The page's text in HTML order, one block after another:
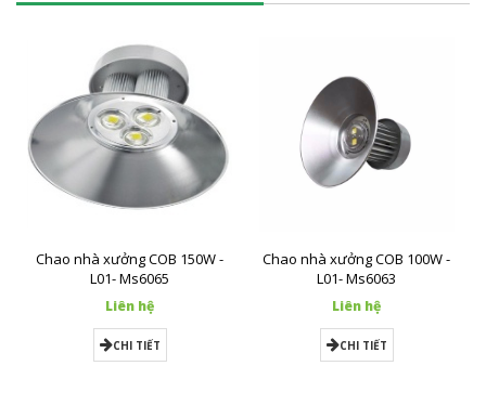
Chao nhà xưởng COB 150W -
L01- Ms6065
Liên hệ
CHI TIẾT
Chao nhà xưởng COB 100W -
L01- Ms6063
Liên hệ
CHI TIẾT